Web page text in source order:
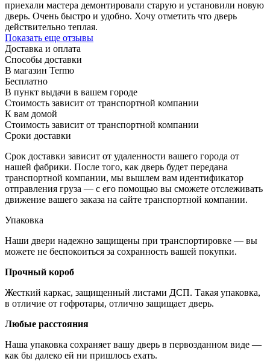
приехали мастера демонтировали старую и установили новую
дверь. Очень быстро и удобно. Хочу отметить что дверь
действительно теплая.
Показать еще отзывы
Доставка и оплата
Способы доставки
В магазин Termo
Бесплатно
В пункт выдачи в вашем городе
Стоимость зависит от транспортной компании
К вам домой
Стоимость зависит от транспортной компании
Сроки доставки
Срок доставки зависит от удаленности вашего города от
нашей фабрики. После того, как дверь будет передана
транспортной компании, мы вышлем вам идентификатор
отправления груза — с его помощью вы сможете отслеживать
движение вашего заказа на сайте транспортной компании.
Упаковка
Наши двери надежно защищены при транспортировке — вы
можете не беспокоиться за сохранность вашей покупки.
Прочный короб
Жесткий каркас, защищенный листами ДСП. Такая упаковка,
в отличие от гофротары, отлично защищает дверь.
Любые расстояния
Наша упаковка сохраняет вашу дверь в первозданном виде —
как бы далеко ей ни пришлось ехать.